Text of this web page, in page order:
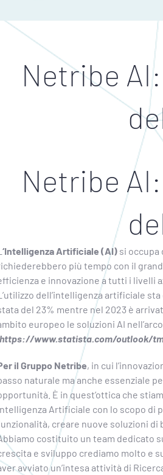
Netribe
Netribe
‘Intelligenza Artificiale (AI)si occupa
più tempo con il
e innovazione a tutti i livelli
dell’intelligenza artificiale
del 23% mentre nel 2023 è
europeo le soluzioni AI
https://www.statista.com/outlook/
il Gruppo Netribe, in cui
naturale ma anche essenziale
È in quest’ottica che
Artificiale con lo scopo di
creare nuove soluzioni di
costituito un team dedicato
e sviluppo crediamo molto e
avviato un’intesa attività di